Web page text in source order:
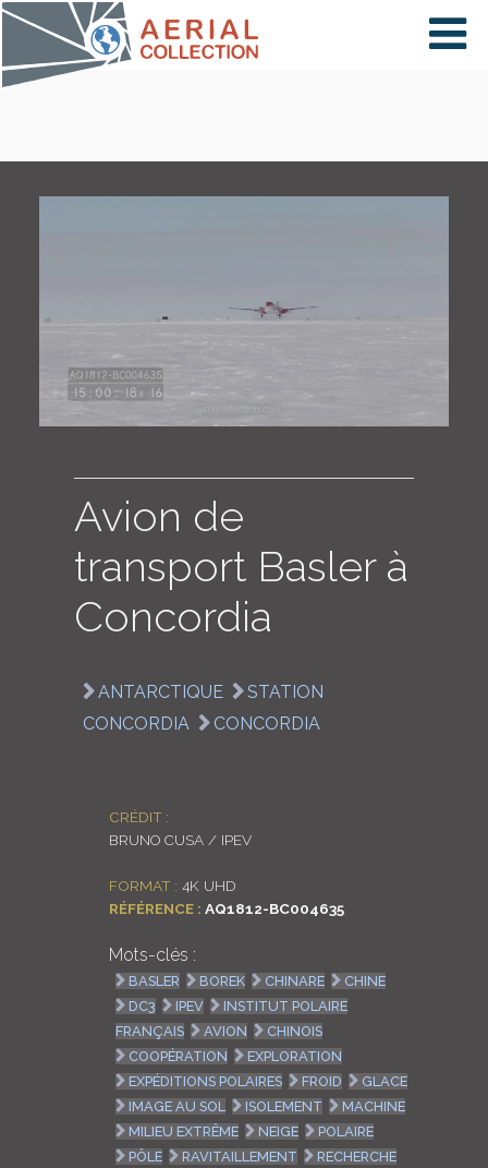
×
COLLECTIONS
ENGLISH
Avion de
transport Basler à
Concordia
ANTARCTIQUE
STATION
CONCORDIA
CONCORDIA
CRÉDIT :
BRUNO CUSA / IPEV
FORMAT : 4K UHD
RÉFÉRENCE : AQ1812-BC004635
Mots-clés :
BASLER BOREK CHINARE
CHINE
DC3
IPEV
INSTITUT POLAIRE
FRANÇAIS
AVION
CHINOIS
COOPÉRATION
EXPLORATION
EXPÉDITIONS POLAIRES
FROID
GLACE
IMAGE AU SOL
ISOLEMENT
MACHINE
MILIEU EXTRÊME
NEIGE
POLAIRE
PÔLE
RAVITAILLEMENT
RECHERCHE